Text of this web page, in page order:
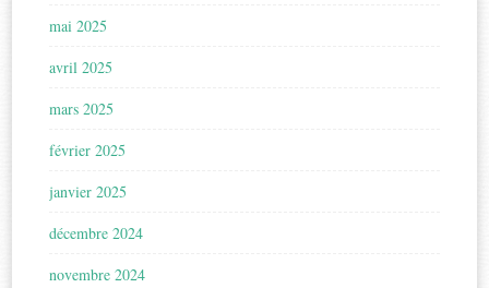
mai 2025
avril 2025
mars 2025
février 2025
janvier 2025
décembre 2024
novembre 2024